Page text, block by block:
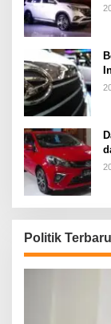
Politik Terbaru